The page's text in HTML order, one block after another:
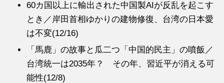
60カ国以上に輸出された中国製AIが反乱を起こす
とき／岸田首相ゆかりの建物修復、台湾の日本愛
は不変(12/16)
「馬鹿」の故事と瓜二つ「中国的民主」の噴飯／
台湾統一は2035年？ その年、習近平が消える可
能性(12/8)